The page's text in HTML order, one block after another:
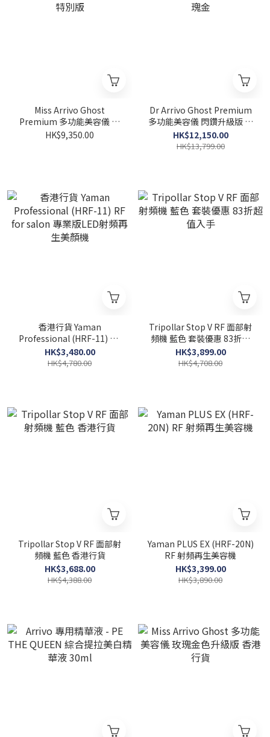
Miss Arrivo Ghost
Premium 多功能美容儀 閃
鑽特別版
HK$9,350.00
Dr Arrivo Ghost Premium
多功能美容儀 閃鑽升級版 玫
瑰金
HK$12,150.00
HK$13,799.00
香港行貨 Yaman
Professional (HRF-11) RF
for salon 專業版LED射頻再
生美顏機
HK$3,480.00
HK$4,780.00
Tripollar Stop V RF 面部射
頻機 藍色 套裝優惠 83折超
值入手
HK$3,899.00
HK$4,708.00
Tripollar Stop V RF 面部射
頻機 藍色 香港行貨
HK$3,688.00
HK$4,388.00
Yaman PLUS EX (HRF-20N)
RF 射頻再生美容機
HK$3,399.00
HK$3,890.00